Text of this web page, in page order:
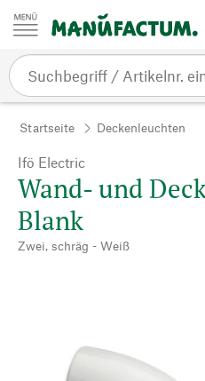
Zum Inhalt springen
Startseite Deckenleuchten
Ifö Electric
Wand- und
Blank
Zwei, schräg - Weiß